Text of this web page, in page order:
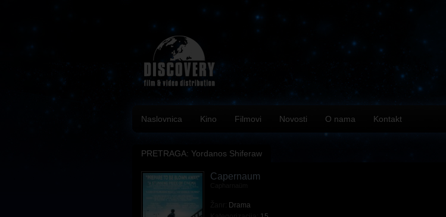
Naslovnica Kino Filmovi Novosti O nama Kontakt
PRETRAGA: Yordanos Shiferaw
Capernaum
Drama